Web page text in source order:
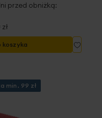
przed obniżką:
koszyka
Dodaj
do
min. 99 zł